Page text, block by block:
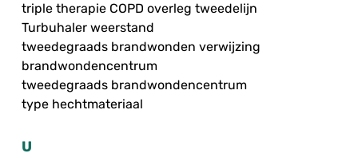
triple therapie COPD overleg tweedelijn
Turbuhaler weerstand
tweedegraads brandwonden verwijzing
brandwondencentrum
tweedegraads brandwondencentrum
type hechtmateriaal
U